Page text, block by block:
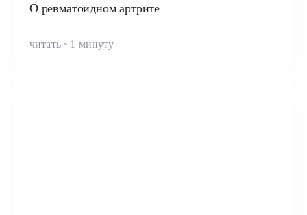
О ревматоидном артрите
читать ~1 минуту